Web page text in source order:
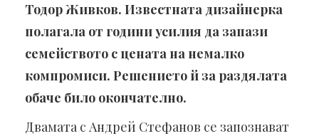
Тодор Живков. Известната дизайнерка
полагала от години усилия да запази
семейството с цената на немалко
компромиси. Решението й за раздялата
обаче било окончателно.
Двамата с Андрей Стефанов се запознават